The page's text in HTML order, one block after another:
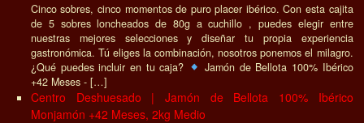
Cinco sobres, cinco momentos de puro placer ibérico. Con esta cajita
de 5 sobres loncheados de 80g a cuchillo , puedes elegir entre
nuestras mejores selecciones y diseñar tu propia experiencia
gastronómica. Tú eliges la combinación, nosotros ponemos el milagro.
¿Qué puedes incluir en tu caja?
Jamón de Bellota 100% Ibérico
+42 Meses - […]
Centro Deshuesado | Jamón de Bellota 100% Ibérico
Monjamón +42 Meses, 2kg Medio